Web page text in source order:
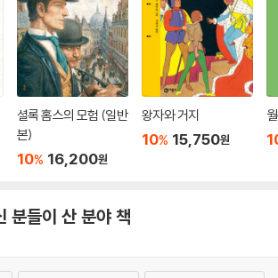
셜록 홈스의 모험 (일반
본)
10% 16,200원
왕자와 거지
10% 15,750원
분들이 산 분야 책